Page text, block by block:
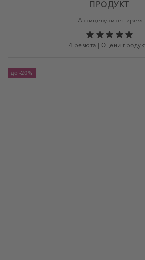
ПРОДУКТ
Антицелулитен крем
4 ревюта | Оцени
до -20%